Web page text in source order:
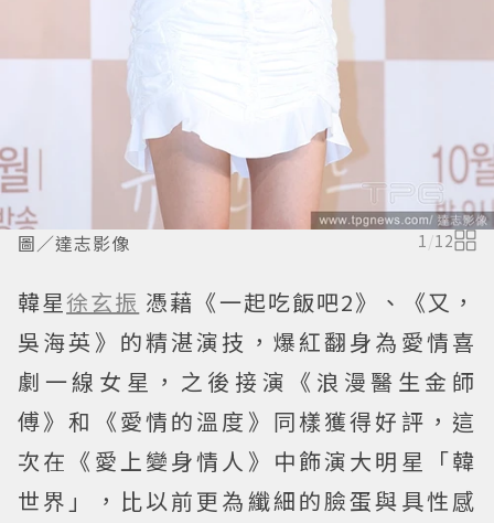
圖／達志影像 1/12
韓星徐玄振 憑藉《一起吃飯吧2》、《又，
吳海英》的精湛演技，爆紅翻身為愛情喜
劇一線女星，之後接演《浪漫醫生金師
傅》和《愛情的溫度》同樣獲得好評，這
次在《愛上變身情人》中飾演大明星「韓
世界」，比以前更為纖細的臉蛋與具性感